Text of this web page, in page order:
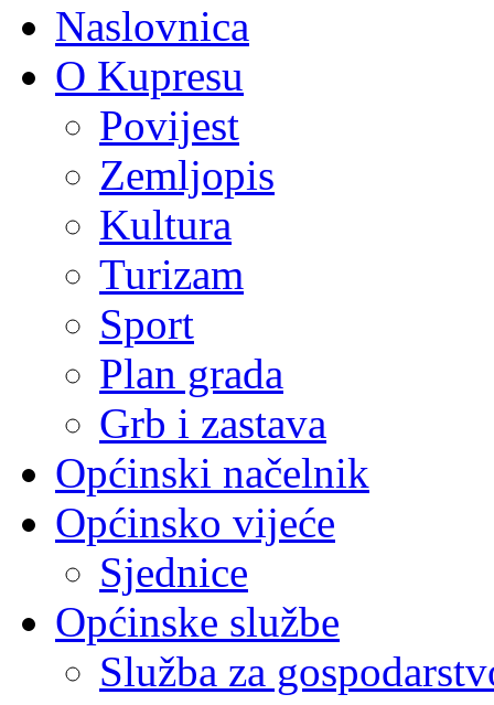
Naslovnica
O Kupresu
Povijest
Zemljopis
Kultura
Turizam
Sport
Plan grada
Grb i zastava
Općinski načelnik
Općinsko vijeće
Sjednice
Općinske službe
Služba za